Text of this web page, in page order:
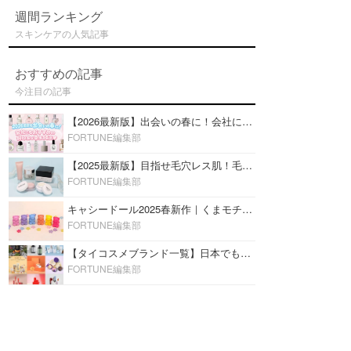
週間ランキング
スキンケアの人気記事
おすすめの記事
今注目の記事
【2026最新版】出会いの春に！会社にもおすすめの好印象な香水14選♡ビジネスの場での香水マナーも
FORTUNE編集部
【2025最新版】目指せ毛穴レス肌！毛穴を埋めて隠す「おすすめ部分用下地＆プライマー」ランキング♡
FORTUNE編集部
キャシードール2025春新作｜くまモチーフのミニリップ「シャイニーベア リップモイスト」をレビュー♡
FORTUNE編集部
【タイコスメブランド一覧】日本でも人気沸騰中の“タイコスメ”ブランド20選！
FORTUNE編集部